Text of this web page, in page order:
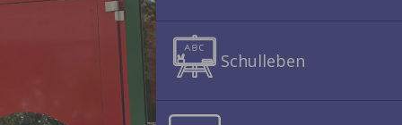
Schulleben